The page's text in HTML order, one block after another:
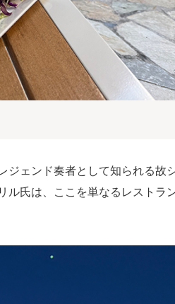
ェンド奏者として知られる故
氏は、ここを単なるレストラ